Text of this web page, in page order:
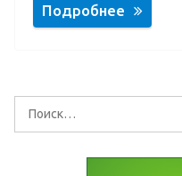
Подробнее